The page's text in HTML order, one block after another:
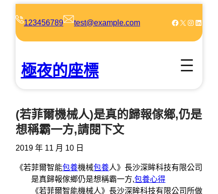
123456789 test@example.com Facebook X Instagram LinkedIn
極夜的座標
(若菲爾機械人)是真的歸報傢鄉,仍是
想稱霸一方,請閱下文
2019 年 11 月 10 日
《若菲爾智能包養機械包養人》長沙深眸科技有限公司
是真歸報傢鄉仍是想稱霸一方,包養心得
《若菲爾智能機械人》長沙深眸科技有限公司所做